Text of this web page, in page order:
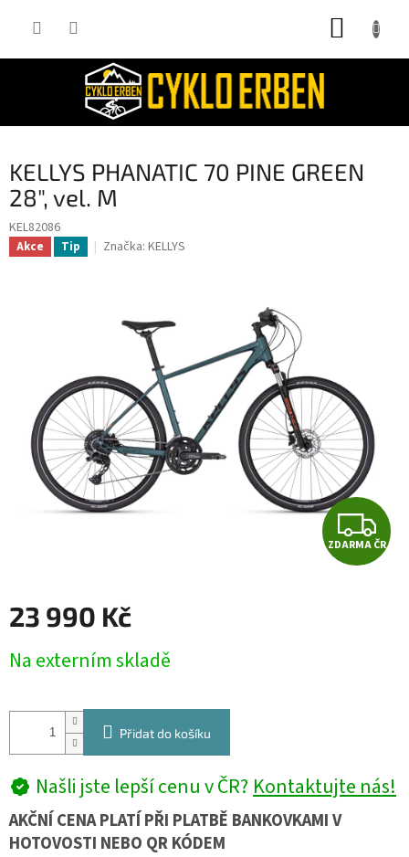
KELLYS PHANATIC 70 PINE GREEN
28", vel. M
KEL82086
Akce Tip Značka: KELLYS
Z
D
ZDARMA ČR
23 990 Kč
cena:
Na externím skladě
Přidat do košíku
Našli jste lepší cenu v ČR?Kontaktujte nás!
AKČNÍ CENA PLATÍ PŘI PLATBĚ BANKOVKAMI V
HOTOVOSTI NEBO QR KÓDEM